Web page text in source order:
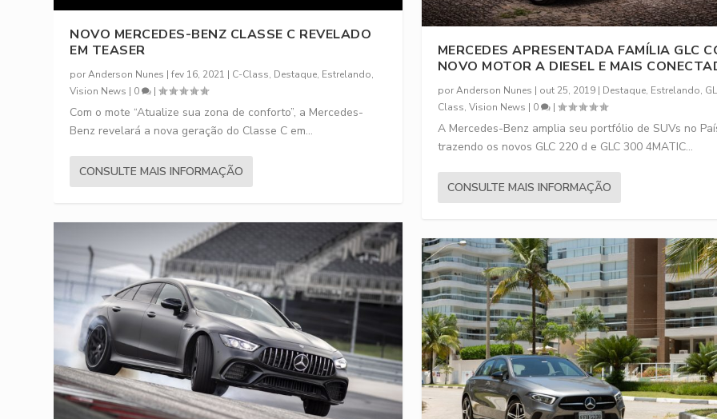
NOVO MERCEDES-BENZ CLASSE C REVELADO
EM TEASER
porAnderson Nunes |fev 16, 2021 | C-Class, Destaque, Estrelando,
Vision News | 0 |
Com o mote “Atualize sua zona de conforto”, a Mercedes-
Benz revelará a nova geração do Classe C em...
CONSULTE MAIS INFORMAÇÃO
MERCEDES APRESENTADA FAMÍLIA GLC
NOVO MOTOR A DIESEL E MAIS
porAnderson Nunes | out 25, 2019| Destaque, Estrelando,
Class, Vision News | 0 |
A Mercedes-Benz amplia seu portfólio de SUVs no
trazendo os novos GLC 220 d e GLC 300 4MATIC...
CONSULTE MAIS INFORMAÇÃO